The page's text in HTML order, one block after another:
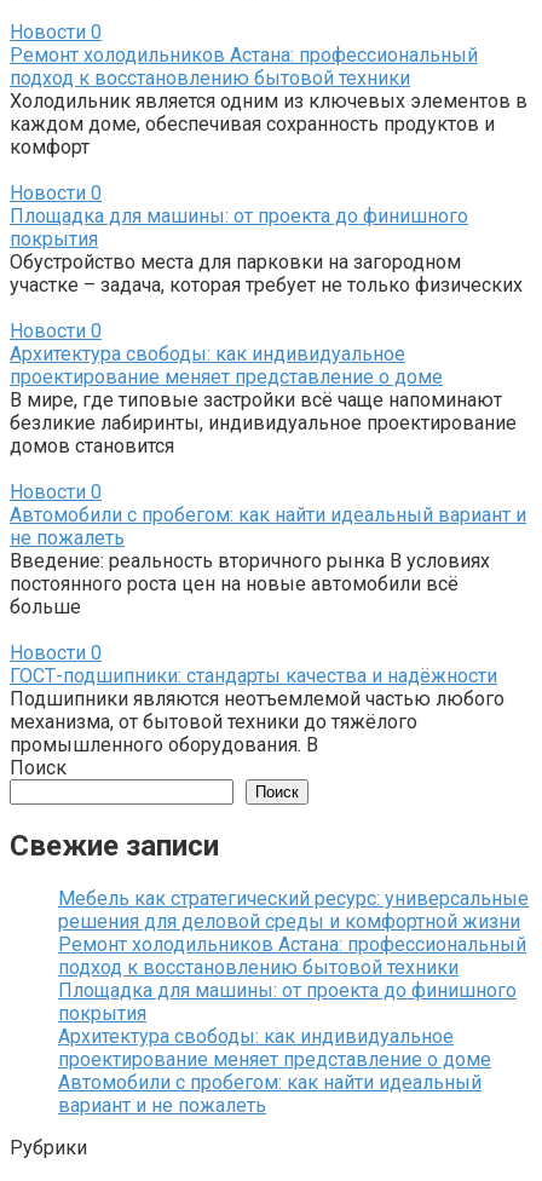
Новости 0
Ремонт холодильников Астана: профессиональный
подход к восстановлению бытовой техники
Холодильник является одним из ключевых элементов в
каждом доме, обеспечивая сохранность продуктов и
комфорт
Новости 0
Площадка для машины: от проекта до финишного
покрытия
Обустройство места для парковки на загородном
участке – задача, которая требует не только физических
Новости 0
Архитектура свободы: как индивидуальное
проектирование меняет представление о доме
В мире, где типовые застройки всё чаще напоминают
безликие лабиринты, индивидуальное проектирование
домов становится
Новости 0
Автомобили с пробегом: как найти идеальный вариант и
не пожалеть
Введение: реальность вторичного рынка В условиях
постоянного роста цен на новые автомобили всё
больше
Новости 0
ГОСТ-подшипники: стандарты качества и надёжности
Подшипники являются неотъемлемой частью любого
механизма, от бытовой техники до тяжёлого
промышленного оборудования. В
Поиск
Поиск
Свежие записи
Мебель как стратегический ресурс: универсальные
решения для деловой среды и комфортной жизни
Ремонт холодильников Астана: профессиональный
подход к восстановлению бытовой техники
Площадка для машины: от проекта до финишного
покрытия
Архитектура свободы: как индивидуальное
проектирование меняет представление о доме
Автомобили с пробегом: как найти идеальный
вариант и не пожалеть
Рубрики